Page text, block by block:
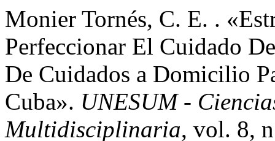
Monier Tornés, C. E. .
Perfeccionar El Cuidado
De Cuidados a Domicilio
Cuba». UNESUM -
Multidisciplinaria, vol. 8,